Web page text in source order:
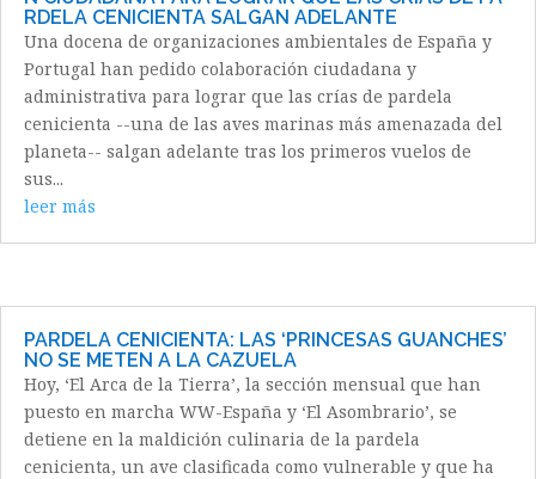
RDELA CENICIENTA SALGAN ADELANTE
Una docena de organizaciones ambientales de España y
Portugal han pedido colaboración ciudadana y
administrativa para lograr que las crías de pardela
cenicienta --una de las aves marinas más amenazada del
planeta-- salgan adelante tras los primeros vuelos de
sus...
leer más
PARDELA CENICIENTA: LAS ‘PRINCESAS GUANCHES’
NO SE METEN A LA CAZUELA
Hoy, ‘El Arca de la Tierra’, la sección mensual que han
puesto en marcha WW-España y ‘El Asombrario’, se
detiene en la maldición culinaria de la pardela
cenicienta, un ave clasificada como vulnerable y que ha